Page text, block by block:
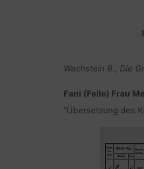
Wachstein B., Die
Fani (Feile) Frau
“Übersetzung des